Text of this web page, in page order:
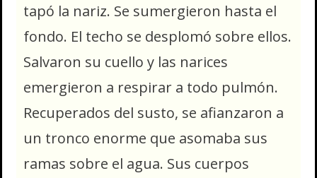
tapó la nariz. Se sumergieron hasta el
fondo. El techo se desplomó sobre ellos.
Salvaron su cuello y las narices
emergieron a respirar a todo pulmón.
Recuperados del susto, se afianzaron a
un tronco enorme que asomaba sus
ramas sobre el agua. Sus cuerpos